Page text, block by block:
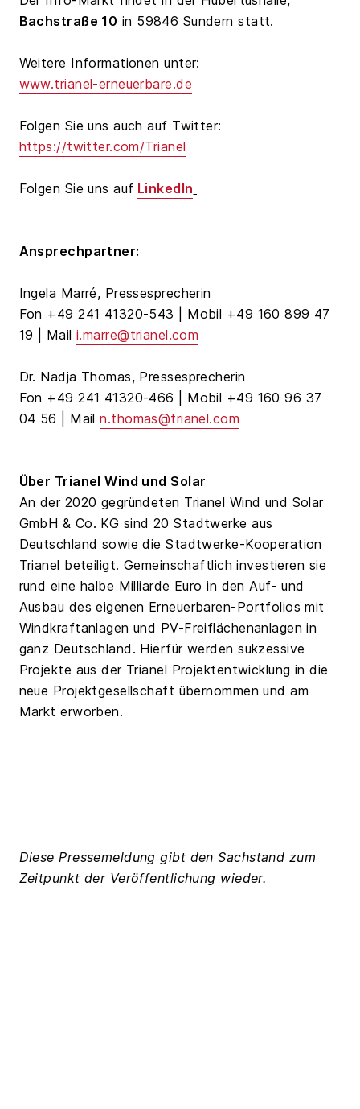
Bachstraße 10 in 59846 Sundern statt.
Weitere Informationen unter:
www.trianel-erneuerbare.de
Folgen Sie uns auch auf Twitter:
https://twitter.com/Trianel
Folgen Sie uns auf LinkedIn
Ansprechpartner:
Ingela Marré, Pressesprecherin
Fon +49 241 41320-543 | Mobil +49 160 899 47
19 | Mail i.marre@trianel.com
Dr. Nadja Thomas, Pressesprecherin
Fon +49 241 41320-466 | Mobil +49 160 96 37
04 56 | Mailn.thomas@trianel.com
Über Trianel Wind und Solar
An der 2020 gegründeten Trianel Wind und Solar
GmbH & Co. KG sind 20 Stadtwerke aus
Deutschland sowie die Stadtwerke-Kooperation
Trianel beteiligt. Gemeinschaftlich investieren sie
rund eine halbe Milliarde Euro in den Auf- und
Ausbau des eigenen Erneuerbaren-Portfolios mit
Windkraftanlagen und PV-Freiflächenanlagen in
ganz Deutschland. Hierfür werden sukzessive
Projekte aus der Trianel Projektentwicklung in die
neue Projektgesellschaft übernommen und am
Markt erworben.
Diese Pressemeldung gibt den Sachstand zum
Zeitpunkt der Veröffentlichung wieder.